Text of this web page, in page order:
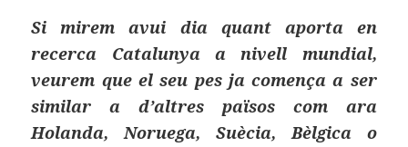
Si mirem avui dia quant aporta en
recerca Catalunya a nivell mundial,
veurem que el seu pes ja comença a ser
similar a d’altres països com ara
Holanda, Noruega, Suècia, Bèlgica o